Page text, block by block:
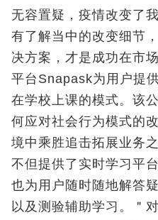
无容置疑，疫情改变了
有了解当中的改变细节
决方案，才是成功在市
平台Snapask为用户提
在学校上课的模式。该
何应对社会行为模式的
境中乘胜追击拓展业务
不但提供了实时学习平
也为用户随时随地解答
以及测验辅助学习。＂